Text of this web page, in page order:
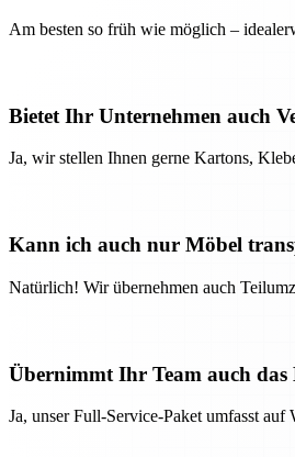
Am besten so früh wie möglich –
Bietet Ihr Unternehmen auch
Ja, wir stellen Ihnen gerne Kartons,
Kann ich auch nur Möbel
Natürlich! Wir übernehmen auch
Übernimmt Ihr Team auch das
Ja, unser Full-Service-Paket umfasst